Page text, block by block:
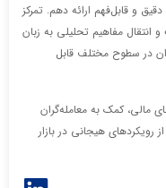
و قابل‌فهم ارائه دهم. تمرکز
و انتقال مفاهیم تحلیلی به زبان
در سطوح مختلف قابل
مالی، کمک به معامله‌گران
رویکردهای هیجانی در بازار